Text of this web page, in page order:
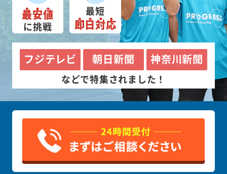
最安値
に挑戦
最短
即日対応
フジテレビ 朝日新聞 神奈川新聞
などで特集されました！